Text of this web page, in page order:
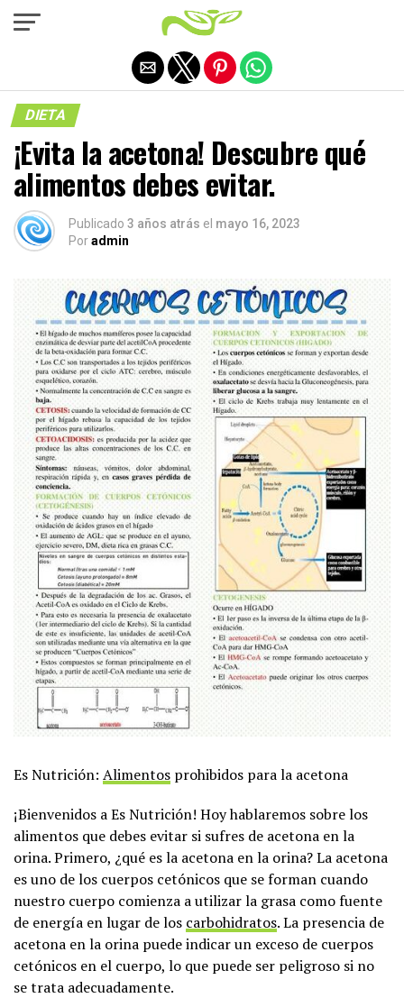
DIETA
¡Evita la acetona! Descubre qué
alimentos debes evitar.
Publicado 3 años atrás el mayo 16, 2023
Poradmin
Es Nutrición: Alimentos prohibidos para la acetona
¡Bienvenidos a Es Nutrición! Hoy hablaremos sobre los
alimentos que debes evitar si sufres de acetona en la
orina. Primero, ¿qué es la acetona en la orina? La acetona
es uno de los cuerpos cetónicos que se forman cuando
nuestro cuerpo comienza a utilizar la grasa como fuente
de energía en lugar de los carbohidratos. La presencia de
acetona en la orina puede indicar un exceso de cuerpos
cetónicos en el cuerpo, lo que puede ser peligroso si no
se trata adecuadamente.
Salir de la versión móvil